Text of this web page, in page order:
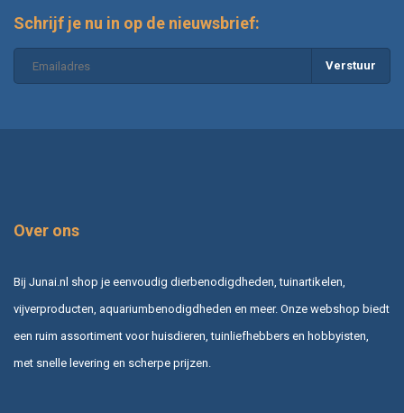
Schrijf je nu in op de nieuwsbrief:
Verstuur
Over ons
Bij Junai.nl shop je eenvoudig dierbenodigdheden, tuinartikelen,
vijverproducten, aquariumbenodigdheden en meer. Onze webshop biedt
een ruim assortiment voor huisdieren, tuinliefhebbers en hobbyisten,
met snelle levering en scherpe prijzen.